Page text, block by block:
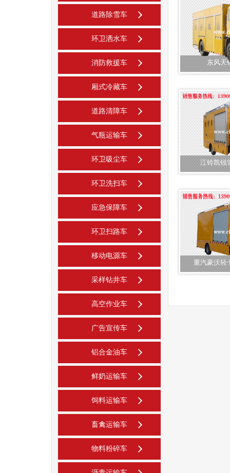
道路除雪车
环卫洒水车
消防救援车
厢式冷藏车
道路清障车
气瓶运输车
环卫吸尘车
环卫洗扫车
应急保障车
环卫扫路车
移动电源车
采样钻井车
高空作业车
广告宣传车
铝合金油车
鲜奶运输车
饲料运输车
畜禽运输车
物料粉碎车
东风天
江铃凯锐
重汽豪沃轻